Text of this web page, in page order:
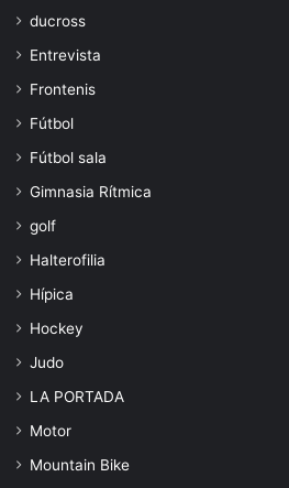
ducross
Entrevista
Frontenis
Fútbol
Fútbol sala
Gimnasia Rítmica
golf
Halterofilia
Hípica
Hockey
Judo
LA PORTADA
Motor
Mountain Bike